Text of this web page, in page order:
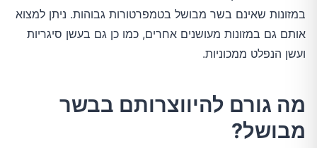
במזונות שאינם בשר מבושל בטמפרטורות גבוהות. ניתן למצוא
אותם גם במזונות מעושנים אחרים, כמו כן גם בעשן סיגריות
ועשן הנפלט ממכוניות.
מה גורם להיווצרותם בבשר
מבושל?